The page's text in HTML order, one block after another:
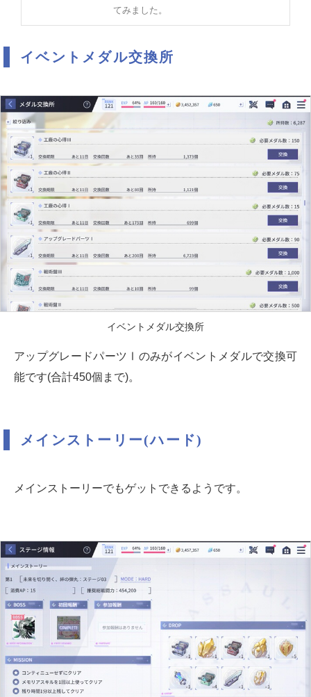
てみました。
イベントメダル交換所
イベントメダル交換所
アップグレードパーツⅠのみがイベントメダルで交換可
能です(合計450個まで)。
メインストーリー(ハード)
メインストーリーでもゲットできるようです。